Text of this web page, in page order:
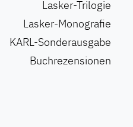
Lasker-Trilogie
Lasker-Monografie
KARL-Sonderausgabe
Buchrezensionen